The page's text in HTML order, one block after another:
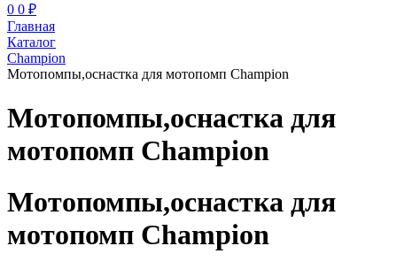
0 0 ₽
Главная
Каталог
Champion
Мотопомпы,оснастка для мотопомп Champion
Мотопомпы,оснастка для
мотопомп Champion
Мотопомпы,оснастка для
мотопомп Champion